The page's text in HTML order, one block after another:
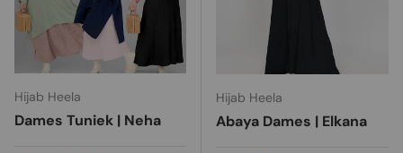
Hijab Heela
Dames Tuniek | Neha
Hijab Heela
Abaya Dames | Elkana